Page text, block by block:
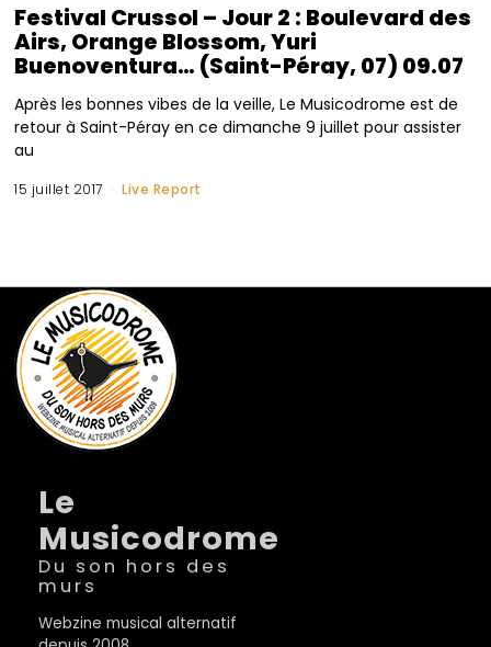
Festival Crussol – Jour 2 : Boulevard des
Airs, Orange Blossom, Yuri
Buenoventura… (Saint-Péray, 07) 09.07
Après les bonnes vibes de la veille, Le Musicodrome est de
retour à Saint-Péray en ce dimanche 9 juillet pour assister
au
15 juillet 2017 Live Report
Le
Musicodrome
Du son hors des
murs
Webzine musical alternatif